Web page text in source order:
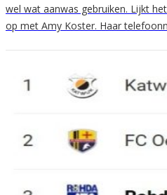
wel wat aanwas gebruiken. Lijkt
op met Amy Koster. Haar